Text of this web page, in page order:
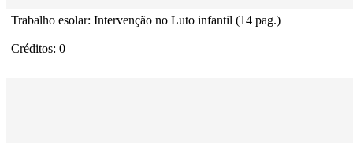
Trabalho esolar: Intervenção no Luto infantil (14 pag.)
Créditos: 0